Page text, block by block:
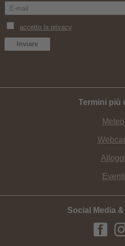
Termini più
Meteo
Alloggi
Eventi
Social Media